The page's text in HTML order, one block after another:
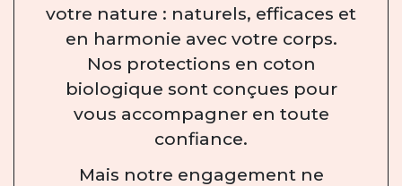
votre nature : naturels, efficaces et
en harmonie avec votre corps.
Nos protections en coton
biologique sont conçues pour
vous accompagner en toute
confiance.
Mais notre engagement ne